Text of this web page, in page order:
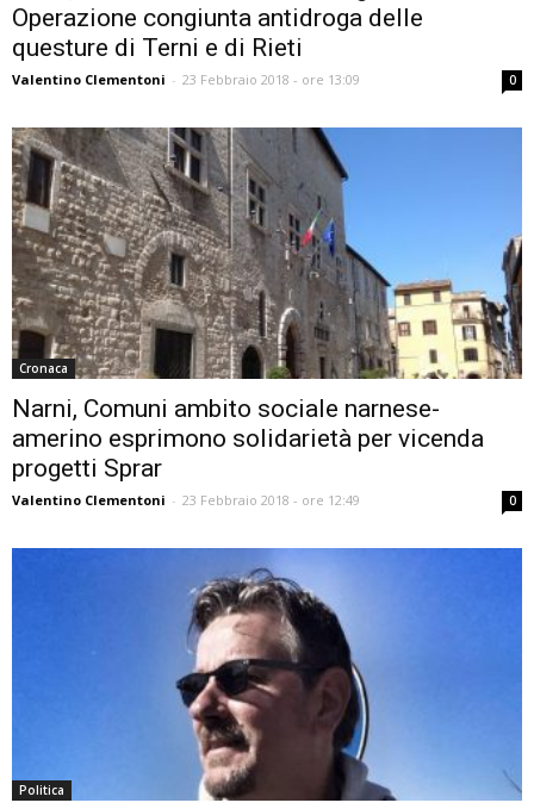
Operazione congiunta antidroga delle
questure di Terni e di Rieti
Valentino Clementoni - 23 Febbraio 2018 - ore 13:09 0
Cronaca
Narni, Comuni ambito sociale narnese-
amerino esprimono solidarietà per vicenda
progetti Sprar
Valentino Clementoni - 23 Febbraio 2018 - ore 12:49 0
Politica